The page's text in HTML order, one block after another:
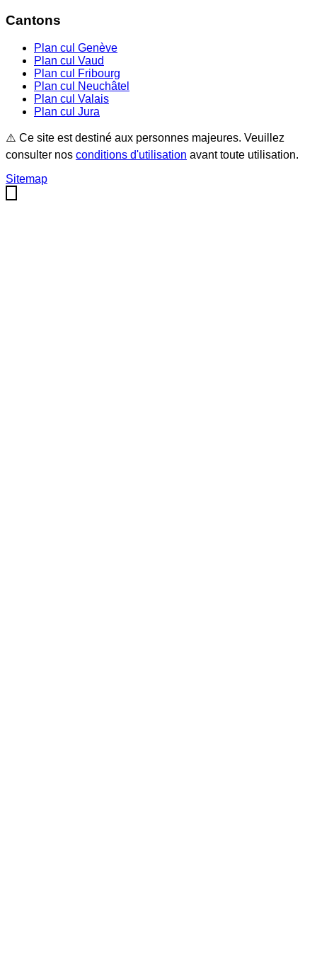
Cantons
Plan cul Genève
Plan cul Vaud
Plan cul
Fribourg
Plan cul
Neuchâtel
Plan cul Valais
Plan cul Jura
⚠️ Ce site est destiné aux personnes majeures. Veuillez
consulter nos conditions d'utilisation avant toute utilisation.
Sitemap